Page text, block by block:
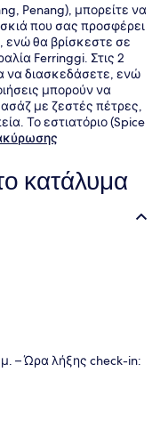
Penang), μπορείτε να
που σας προσφέρει
ενώ θα βρίσκεστε σε
Ferringgi. Στις 2
να διασκεδάσετε, ενώ
μπορούν να
με ζεστές πέτρες,
Το εστιατόριο (Spice
διεθνής κουζίνα και
είναι 2
για παιδιά. Άλλοι
και το πρωινό.
κατάλυμα
– Ώρα λήξης check-in: